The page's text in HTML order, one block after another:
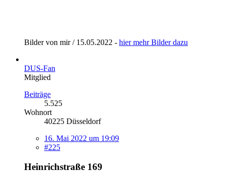
Bilder von mir / 15.05.2022 - hier mehr Bilder dazu
DUS-Fan
Mitglied
Beiträge
5.525
Wohnort
40225 Düsseldorf
16. Mai 2022 um 19:09
#225
Heinrichstraße 169